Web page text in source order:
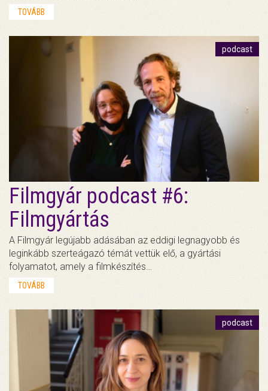
TOVÁBB
podcast
Filmgyár podcast #6:
Filmgyártás
A Filmgyár legújabb adásában az eddigi legnagyobb és
leginkább szerteágazó témát vettük elő, a gyártási
folyamatot, amely a filmkészítés…
TOVÁBB
podcast